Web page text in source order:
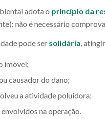
adota o princípio da
não é necessário
pode ser solidária,
imóvel;
causador do dano;
a atividade poluidora;
na operação.